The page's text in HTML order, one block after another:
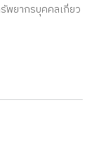
พยากรบุคคลเกี่ยว